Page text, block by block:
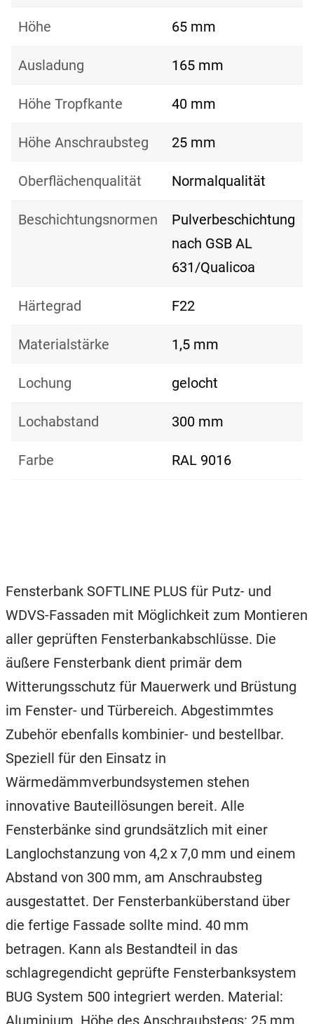
Höhe 65 mm
Ausladung 165 mm
Höhe Tropfkante 40 mm
Höhe Anschraubsteg 25 mm
Oberflächenqualität Normalqualität
Beschichtungsnormen
Pulverbeschichtung
nach GSB AL
631/Qualicoa
Härtegrad F22
Materialstärke 1,5 mm
Lochung gelocht
Lochabstand 300 mm
Farbe RAL 9016
Fensterbank SOFTLINE PLUS für Putz- und
WDVS-Fassaden mit Möglichkeit zum Montieren
aller geprüften Fensterbankabschlüsse. Die
äußere Fensterbank dient primär dem
Witterungsschutz für Mauerwerk und Brüstung
im Fenster- und Türbereich. Abgestimmtes
Zubehör ebenfalls kombinier- und bestellbar.
Speziell für den Einsatz in
Wärmedämmverbundsystemen stehen
innovative Bauteillösungen bereit. Alle
Fensterbänke sind grundsätzlich mit einer
Langlochstanzung von 4,2 x 7,0 mm und einem
Abstand von 300 mm, am Anschraubsteg
ausgestattet. Der Fensterbanküberstand über
die fertige Fassade sollte mind. 40 mm
betragen. Kann als Bestandteil in das
schlagregendicht geprüfte Fensterbanksystem
BUG System 500 integriert werden. Material:
Aluminium. Höhe des Anschraubstegs: 25 mm.